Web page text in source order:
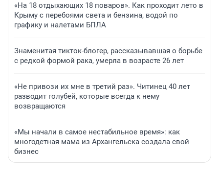
«На 18 отдыхающих 18 поваров». Как проходит лето в
Крыму с перебоями света и бензина, водой по
графику и налетами БПЛА
Знаменитая тикток-блогер, рассказывавшая о борьбе
с редкой формой рака, умерла в возрасте 26 лет
«Не привози их мне в третий раз». Читинец 40 лет
разводит голубей, которые всегда к нему
возвращаются
«Мы начали в самое нестабильное время»: как
многодетная мама из Архангельска создала свой
бизнес